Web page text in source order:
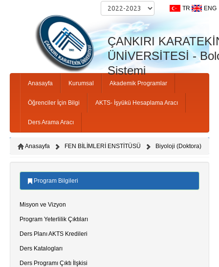
TR ENG
ÇANKIRI
ÜNİVERSİTESİ -
Sistemi
Anasayfa Kurumsal Akademik Programlar
Öğrenciler İçin Bilgi AKTS- İşyükü Hesaplama Aracı
Ders Arama Aracı
Anasayfa FEN BİLİMLERİ ENSTİTÜSÜ Biyoloji (Doktora)
Program Bilgileri
Misyon ve Vizyon
Program Yeterlilik Çıktıları
Ders Planı AKTS Kredileri
Ders Katalogları
Ders Programı Çıktı İlşkisi